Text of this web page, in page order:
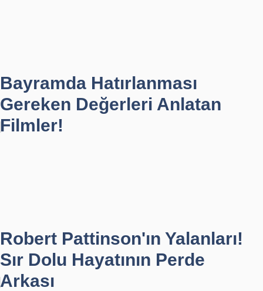
Bayramda Hatırlanması
Gereken Değerleri Anlatan
Filmler!
Robert Pattinson'ın Yalanları!
Sır Dolu Hayatının Perde
Arkası